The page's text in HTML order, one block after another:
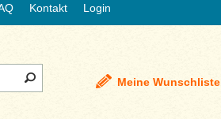
Kontakt Login
Meine Wunschliste